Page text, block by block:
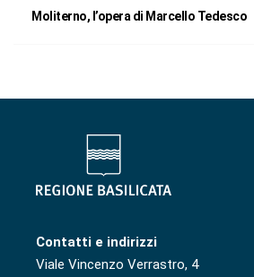
Moliterno, l’opera di Marcello Tedesco
Contatti e indirizzi
Viale Vincenzo Verrastro, 4